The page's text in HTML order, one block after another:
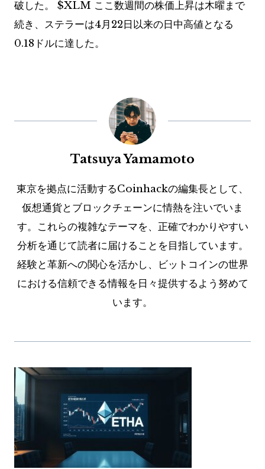
破した。 $XLM ここ数週間の株価上昇は木曜まで
続き、ステラーは4月22日以来の日中高値となる
0.18ドルに達した。
Tatsuya Yamamoto
東京を拠点に活動するCoinhackの編集長として、
仮想通貨とブロックチェーンに情熱を注いでいま
す。これらの複雑なテーマを、正確でわかりやすい
分析を通じて読者に届けることを目指しています。
経験と革新への関心を活かし、ビットコインの世界
における信頼できる情報を日々提供するよう努めて
います。